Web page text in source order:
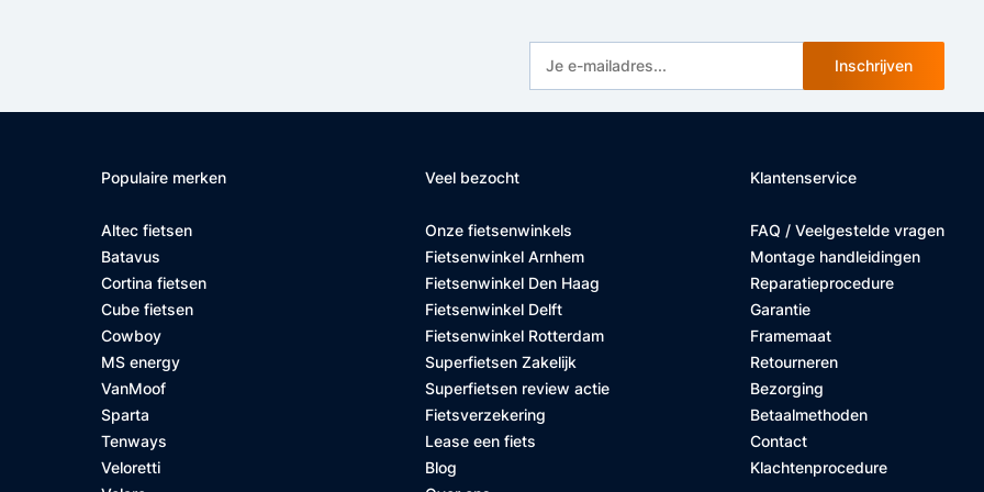
Inschrijven
Populaire merken
Altec fietsen
Batavus
Cortina fietsen
Cube fietsen
Cowboy
MS energy
VanMoof
Sparta
Tenways
Veloretti
Veel bezocht
Onze fietsenwinkels
Fietsenwinkel Arnhem
Fietsenwinkel Den Haag
Fietsenwinkel Delft
Fietsenwinkel Rotterdam
Superfietsen Zakelijk
Superfietsen review actie
Fietsverzekering
Lease een fiets
Blog
Klantenservice
FAQ / Veelgestelde vragen
Montage handleidingen
Reparatieprocedure
Garantie
Framemaat
Retourneren
Bezorging
Betaalmethoden
Contact
Klachtenprocedure